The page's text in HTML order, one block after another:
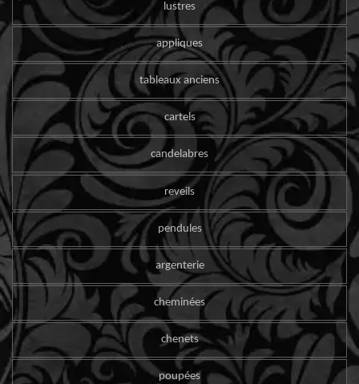
lustres
appliques
tableaux anciens
cartels
candelabres
reveils
pendules
argenterie
cheminées
chenets
poupées